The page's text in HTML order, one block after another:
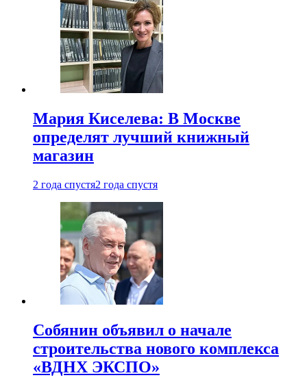
Мария Киселева: В Москве
определят лучший книжный
магазин
2 года спустя2 года спустя
Собянин объявил о начале
строительства нового комплекса
«ВДНХ ЭКСПО»